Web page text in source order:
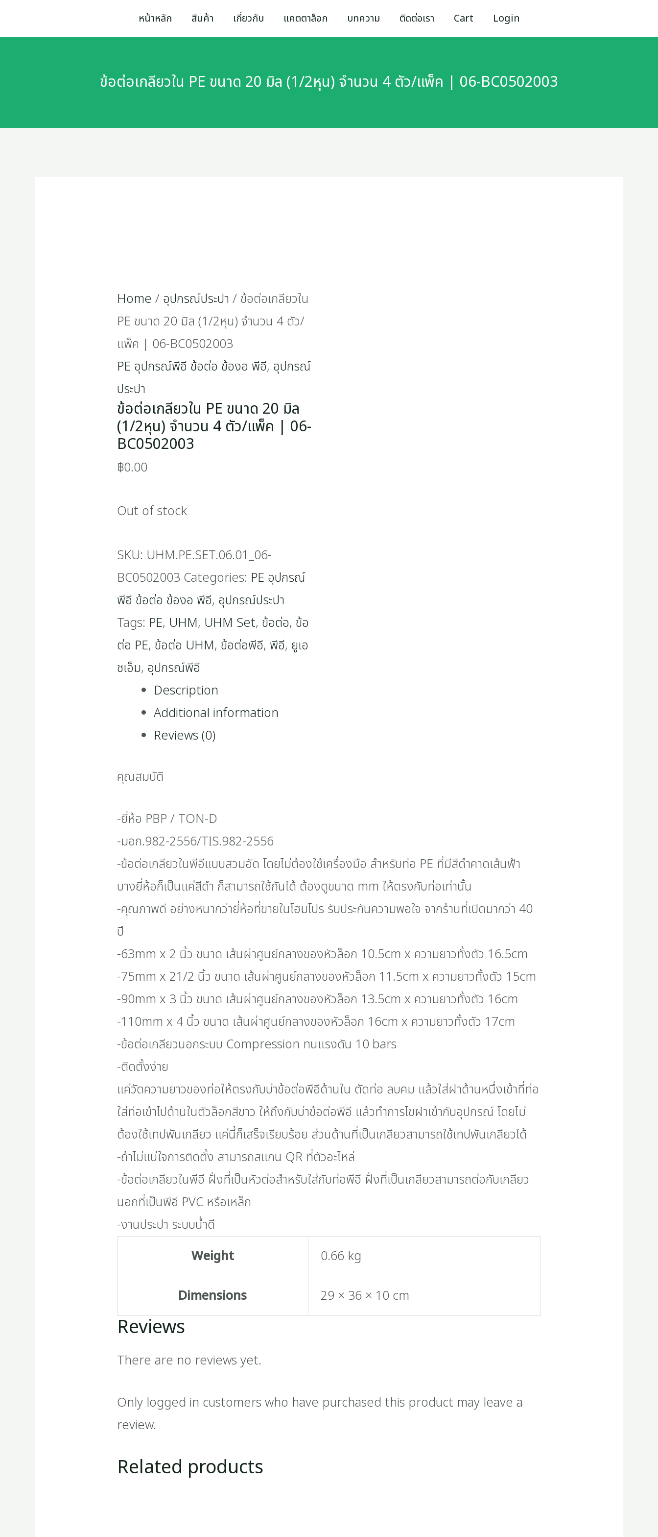
to
หน้าหลัก สินค้า เกี่ยวกับ แคตตาล็อก บทความ ติดต่อเรา Cart Login
ข้อต่อเกลียวใน PE ขนาด 20 มิล (1/2หุน) จำนวน 4 ตัว/แพ็ค | 06-BC0502003
Home / อุปกรณ์ประปา / ข้อต่อเกลียวใน
PE ขนาด 20 มิล (1/2หุน) จำนวน 4 ตัว/
แพ็ค | 06-BC0502003
PE อุปกรณ์พีอี ข้อต่อ ข้องอ พีอี, อุปกรณ์
ประปา
ข้อต่อเกลียวใน PE ขนาด 20 มิล
(1/2หุน) จำนวน 4 ตัว/แพ็ค | 06-
BC0502003
฿0.00
Out of stock
SKU: UHM.PE.SET.06.01_06-
BC0502003 Categories: PE อุปกรณ์
พีอี ข้อต่อ ข้องอ พีอี, อุปกรณ์ประปา
Tags: PE, UHM, UHM Set, ข้อต่อ, ข้อ
ต่อ PE, ข้อต่อ UHM, ข้อต่อพีอี, พีอี, ยูเอ
ชเอ็ม, อุปกรณ์พีอี
Description
Additional information
Reviews (0)
คุณสมบัติ
-ยี่ห้อ PBP / TON-D
-มอก.982-2556/TIS.982-2556
-ข้อต่อเกลียวในพีอีแบบสวมอัด โดยไม่ต้องใช้เครื่องมือ สำหรับท่อ PE ที่มีสีดำคาดเส้นฟ้า
บางยี่ห้อก็เป็นแค่สีดำ ก็สามารถใช้กันได้ ต้องดูขนาด mm ให้ตรงกับท่อเท่านั้น
-คุณภาพดี อย่างหนากว่ายี่ห้อที่ขายในโฮมโปร รับประกันความพอใจ จากร้านที่เปิดมากว่า 40
ปี
-63mm x 2 นิ้ว ขนาด เส้นผ่าศูนย์กลางของหัวล็อก 10.5cm x ความยาวทั้งตัว 16.5cm
-75mm x 21/2 นิ้ว ขนาด เส้นผ่าศูนย์กลางของหัวล็อก 11.5cm x ความยาวทั้งตัว 15cm
-90mm x 3 นิ้ว ขนาด เส้นผ่าศูนย์กลางของหัวล็อก 13.5cm x ความยาวทั้งตัว 16cm
-110mm x 4 นิ้ว ขนาด เส้นผ่าศูนย์กลางของหัวล็อก 16cm x ความยาวทั้งตัว 17cm
-ข้อต่อเกลียวนอกระบบ Compression ทนแรงดัน 10 bars
-ติดตั้งง่าย
แค่วัดความยาวของท่อให้ตรงกับบ่าข้อต่อพีอีด้านใน ตัดท่อ ลบคม แล้วใส่ฝาด้านหนึ่งเข้าที่ท่อ
ใส่ท่อเข้าไปด้านในตัวล็อกสีขาว ให้ถึงกับบ่าข้อต่อพีอี แล้วทำการไขฝาเข้ากับอุปกรณ์ โดยไม่
ต้องใช้เทปพันเกลียว แค่นี้ก็เสร็จเรียบร้อย ส่วนด้านที่เป็นเกลียวสามารถใช้เทปพันเกลียวได้
-ถ้าไม่แน่ใจการติดตั้ง สามารถสแกน QR ที่ตัวอะไหล่
-ข้อต่อเกลียวในพีอี ฝั่งที่เป็นหัวต่อสำหรับใส่กับท่อพีอี ฝั่งที่เป็นเกลียวสามารถต่อกับเกลียว
นอกที่เป็นพีอี PVC หรือเหล็ก
-งานประปา ระบบน้ำดี
Weight
0.66 kg
Dimensions 29 × 36 × 10 cm
Reviews
There are no reviews yet.
Only logged in customers who have purchased this product may leave a
review.
Related products